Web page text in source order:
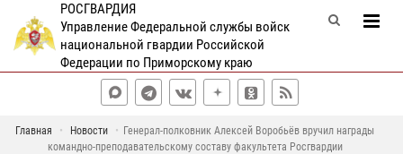
РОСГВАРДИЯ
Управление Федеральной службы войск
национальной гвардии Российской
Федерации по Приморскому краю
Главная Новости
Генерал-полковник Алексей Воробьёв вручил награды
командно-преподавательскому составу факультета Росгвардии